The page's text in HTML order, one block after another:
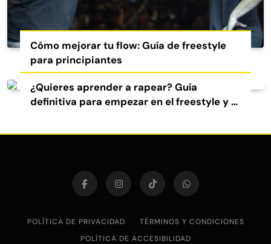
Cómo mejorar tu flow: Guía de freestyle
para principiantes
¿Quieres aprender a rapear? Guía
definitiva para empezar en el freestyle y el
POLÍTICA DE PRIVACIDAD
TÉRMINOS Y CONDICIONES
POLÍTICA DE ACCESIBILIDAD